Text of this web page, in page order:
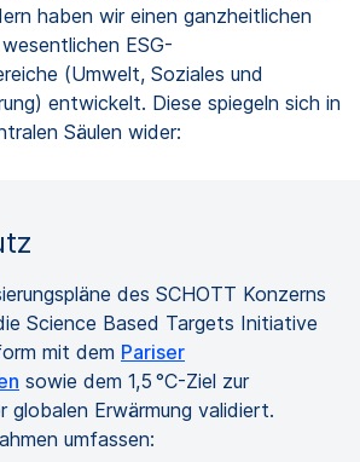
haben wir einen ganzheitlichen
ESG-
(Umwelt, Soziales und
entwickelt. Diese spiegeln sich in
Säulen wider:
des SCHOTT Konzerns
Science Based Targets Initiative
mit dem Pariser
sowie dem 1,5 °C-Ziel zur
globalen Erwärmung validiert.
umfassen: